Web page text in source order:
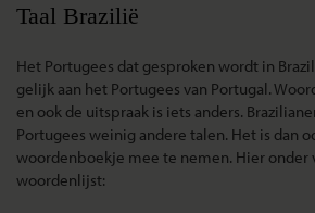
Taal Brazilië
Het Portugees dat gesproken wordt in
gelijk aan het Portugees van Portugal.
en ook de uitspraak is iets anders.
Portugees weinig andere talen. Het is dan
woordenboekje mee te nemen. Hier onder
woordenlijst: